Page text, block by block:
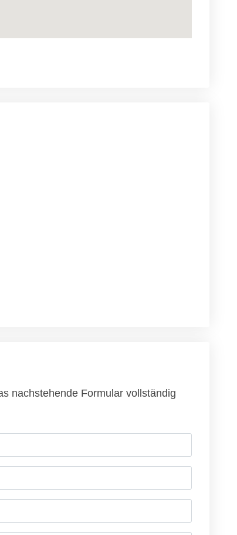
nachstehende Formular vollständig